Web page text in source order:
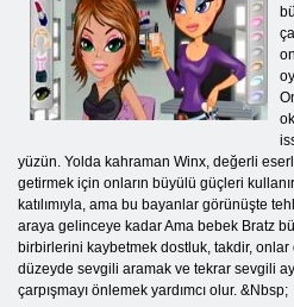
yüzün. Yolda kahraman Winx, değerli
getirmek için onların büyülü güçleri
katılımıyla, ama bu bayanlar görünüşte
araya gelinceye kadar Ama bebek Bratz
birbirlerini kaybetmek dostluk, takdir, onlar
düzeyde sevgili aramak ve tekrar sevgili
çarpışmayı önlemek yardımcı olur. &Nbsp;